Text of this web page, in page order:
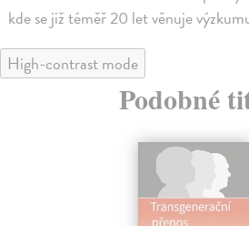
kde se již téměř 20 let věnuje
High-contrast mode
Podobné